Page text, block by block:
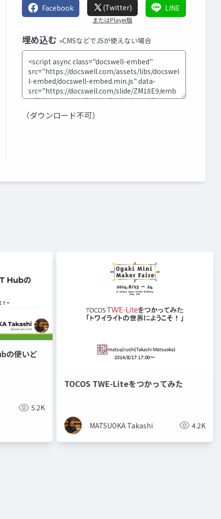
Facebook (Twitter)
またはPlayer版
LINE
埋め込む »CMSなどでJSが使えない場合
（ダウンロード不可）
の使いど
5.2K
TOCOS TWE-Liteをつかってみた
MATSUOKA Takashi 4.2K